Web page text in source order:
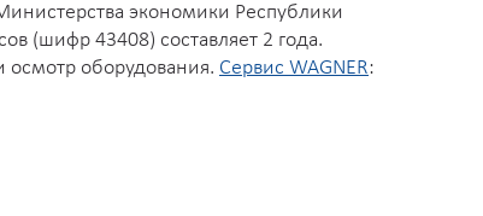
экономики Республики
(шифр 43408) составляет 2 года.
осмотр оборудования. Сервис WAGNER: